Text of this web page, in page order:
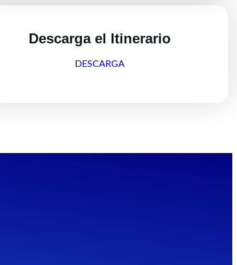
Descarga el Itinerario
DESCARGA